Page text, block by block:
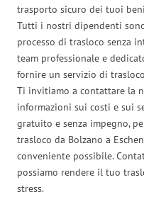
trasporto sicuro dei tuoi
Tutti i nostri dipendenti
processo di trasloco senza
team professionale e
fornire un servizio di
Ti invitiamo a contattare la
informazioni sui costi e sui
gratuito e senza impegno,
trasloco da Bolzano a
conveniente possibile.
possiamo rendere il tuo
stress.